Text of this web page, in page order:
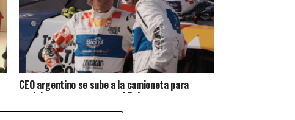
CEO argentino se sube a la camioneta para
posicionar una marca en el Dakar